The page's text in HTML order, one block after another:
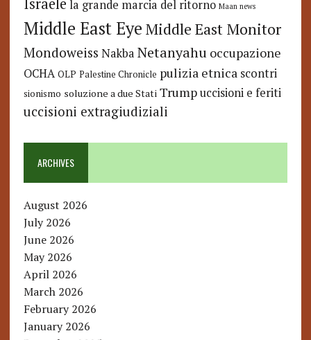
Israele la grande marcia del ritorno Maan news
Middle East Eye Middle East Monitor
Mondoweiss Nakba Netanyahu occupazione
OCHA OLP Palestine Chronicle pulizia etnica scontri
sionismo soluzione a due Stati Trump uccisioni e feriti
uccisioni extragiudiziali
ARCHIVES
August 2026
July 2026
June 2026
May 2026
April 2026
March 2026
February 2026
January 2026